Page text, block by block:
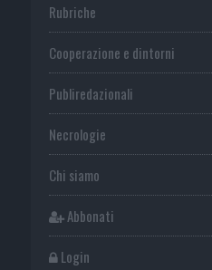
Rubriche
Cooperazione e dintorni
Publiredazionali
Necrologie
Chi siamo
Abbonati
Login